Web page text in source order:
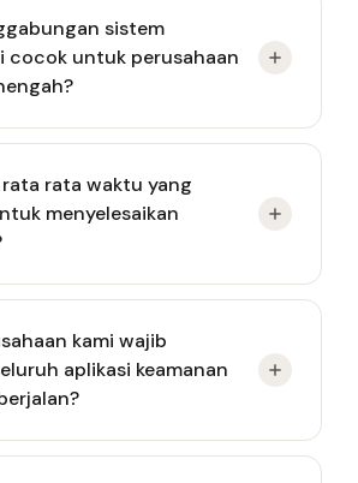
sistem
cocok untuk perusahaan
aset bisnis menengah dari
modern.
rata rata waktu yang
menyelesaikan
hingga bulan tergantung pada
jaringan saat ini.
kami wajib
aplikasi keamanan